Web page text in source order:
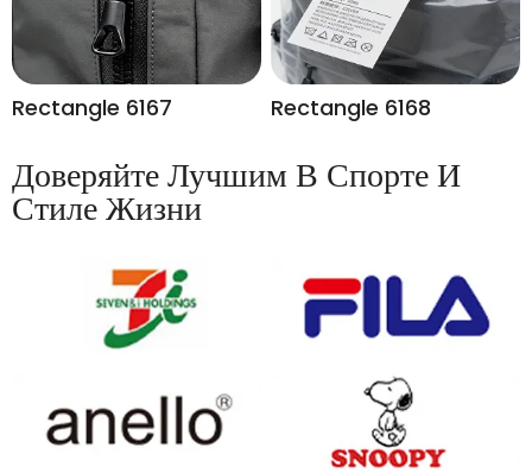
Rectangle 6167 Rectangle 6168
Доверяйте Лучшим В Спорте И
Стиле Жизни